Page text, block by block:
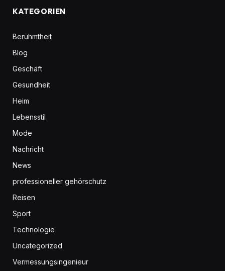
KATEGORIEN
Berühmtheit
Blog
Geschäft
Gesundheit
Heim
Lebensstil
Mode
Nachricht
News
professioneller gehörschutz
Reisen
Sport
Technologie
Uncategorized
Vermessungsingenieur